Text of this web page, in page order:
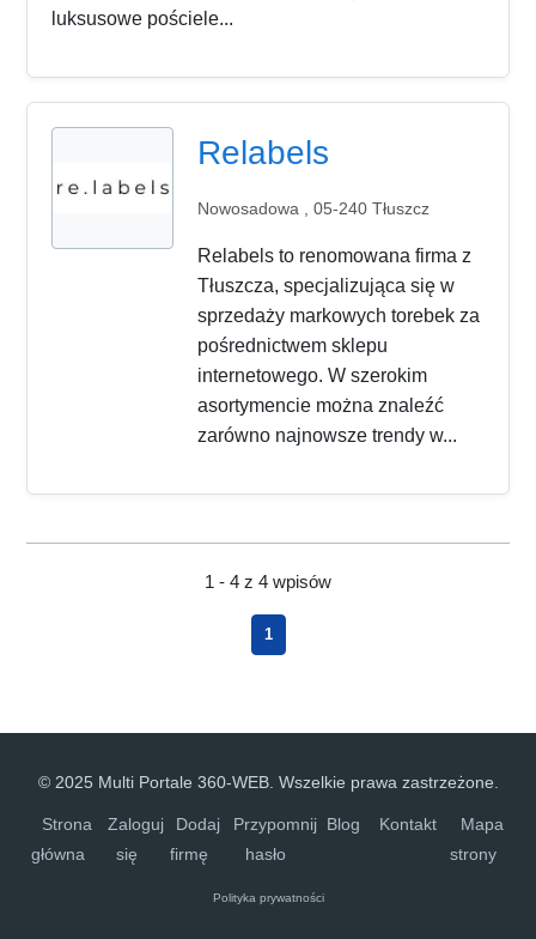
luksusowe pościele...
Relabels
Nowosadowa , 05-240 Tłuszcz
Relabels to renomowana firma z
Tłuszcza, specjalizująca się w
sprzedaży markowych torebek za
pośrednictwem sklepu
internetowego. W szerokim
asortymencie można znaleźć
zarówno najnowsze trendy w...
1 - 4 z 4 wpisów
1
© 2025 Multi Portale 360-WEB. Wszelkie prawa zastrzeżone.
Strona
główna
Zaloguj
się
Dodaj
firmę
Przypomnij
hasło
Blog Kontakt
Mapa
strony
Polityka prywatności